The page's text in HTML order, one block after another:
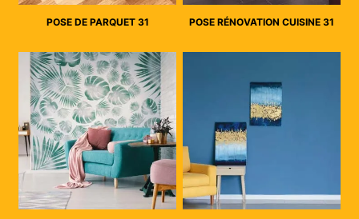
POSE DE PARQUET 31 POSE RÉNOVATION CUISINE 31